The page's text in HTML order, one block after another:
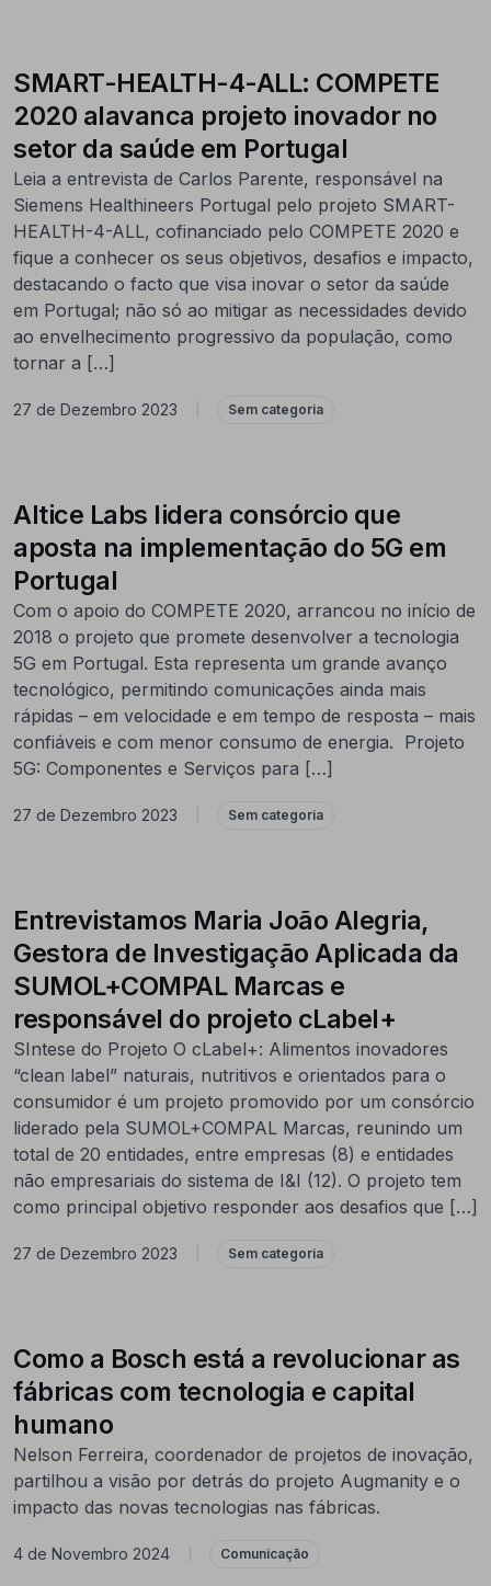
SMART-HEALTH-4-ALL: COMPETE
2020 alavanca projeto inovador no
setor da saúde em Portugal
Leia a entrevista de Carlos Parente, responsável na
Siemens Healthineers Portugal pelo projeto SMART-
HEALTH-4-ALL, cofinanciado pelo COMPETE 2020 e
fique a conhecer os seus objetivos, desafios e impacto,
destacando o facto que visa inovar o setor da saúde
em Portugal; não só ao mitigar as necessidades devido
ao envelhecimento progressivo da população, como
tornar a […]
27 de Dezembro 2023 Sem categoria
Altice Labs lidera consórcio que
aposta na implementação do 5G em
Portugal
Com o apoio do COMPETE 2020, arrancou no início de
2018 o projeto que promete desenvolver a tecnologia
5G em Portugal. Esta representa um grande avanço
tecnológico, permitindo comunicações ainda mais
rápidas – em velocidade e em tempo de resposta – mais
confiáveis e com menor consumo de energia. Projeto
5G: Componentes e Serviços para […]
27 de Dezembro 2023 Sem categoria
Entrevistamos Maria João Alegria,
Gestora de Investigação Aplicada da
SUMOL+COMPAL Marcas e
responsável do projeto cLabel+
SIntese do Projeto O cLabel+: Alimentos inovadores
“clean label” naturais, nutritivos e orientados para o
consumidor é um projeto promovido por um consórcio
liderado pela SUMOL+COMPAL Marcas, reunindo um
total de 20 entidades, entre empresas (8) e entidades
não empresariais do sistema de I&I (12). O projeto tem
como principal objetivo responder aos desafios que […]
27 de Dezembro 2023 Sem categoria
Como a Bosch está a revolucionar as
fábricas com tecnologia e capital
humano
Nelson Ferreira, coordenador de projetos de inovação,
partilhou a visão por detrás do projeto Augmanity e o
impacto das novas tecnologias nas fábricas.
4 de Novembro 2024 Comunicação